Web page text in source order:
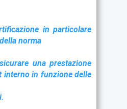
in particolare
norma
una prestazione
interno in funzione delle